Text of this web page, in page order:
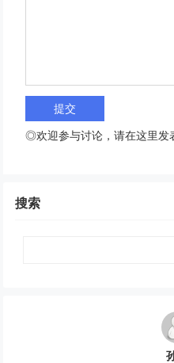
◎欢迎参与讨论，请在这里发
搜索